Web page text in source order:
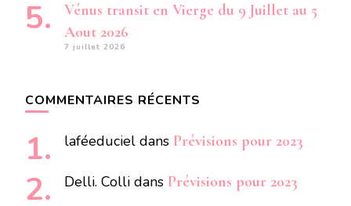
Vénus transit en Vierge du 9 Juillet au 5
Aout 2026
7 juillet 2026
COMMENTAIRES RÉCENTS
laféeduciel dans Prévisions pour 2023
Delli. Colli dans Prévisions pour 2023